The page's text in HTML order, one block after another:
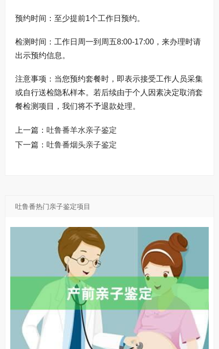
预约时间：至少提前1个工作日预约。
检测时间：工作日周一到周五8:00-17:00，来办理时请
出示预约信息。
注意事项：当您预约套餐时，即表示接受工作人员采集
或自行送检隐私样本。若后续由于个人因素决定取消套
餐检测项目，我们将不予退款处理。
上一篇： 吐鲁番羊水亲子鉴定
下一篇： 吐鲁番烟头亲子鉴定
吐鲁番热门亲子鉴定项目